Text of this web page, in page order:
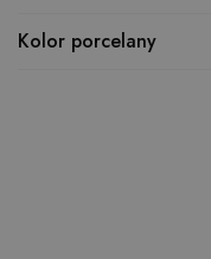
Kolor porcelany